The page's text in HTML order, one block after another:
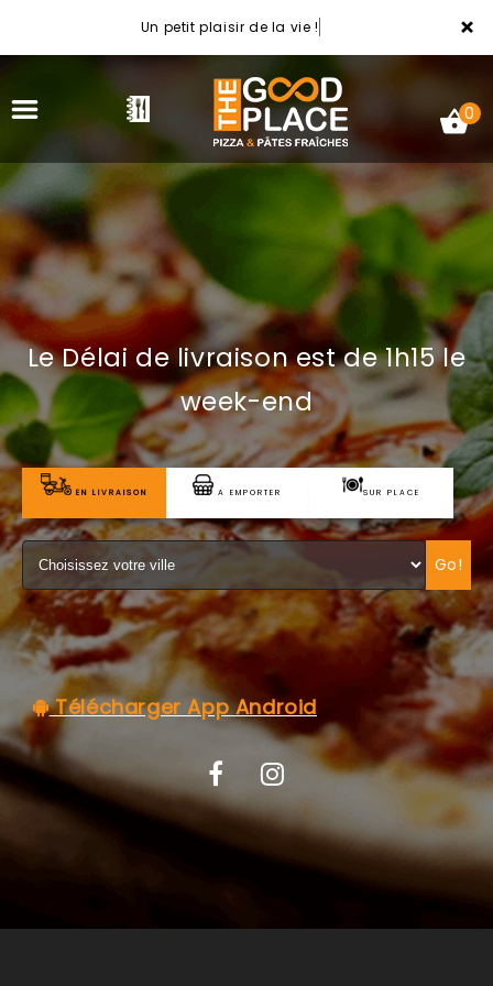
×
Un petit plaisir de la vie !
ACCUEIL
LA CARTE
NOTRE RESTAURANT
VOS AVIS
MENTIONS LÉGALES
0
Le Délai de livraison est de 1h15 le
week-end
EN LIVRAISON A EMPORTER SUR PLACE
Go!
Télécharger App Android